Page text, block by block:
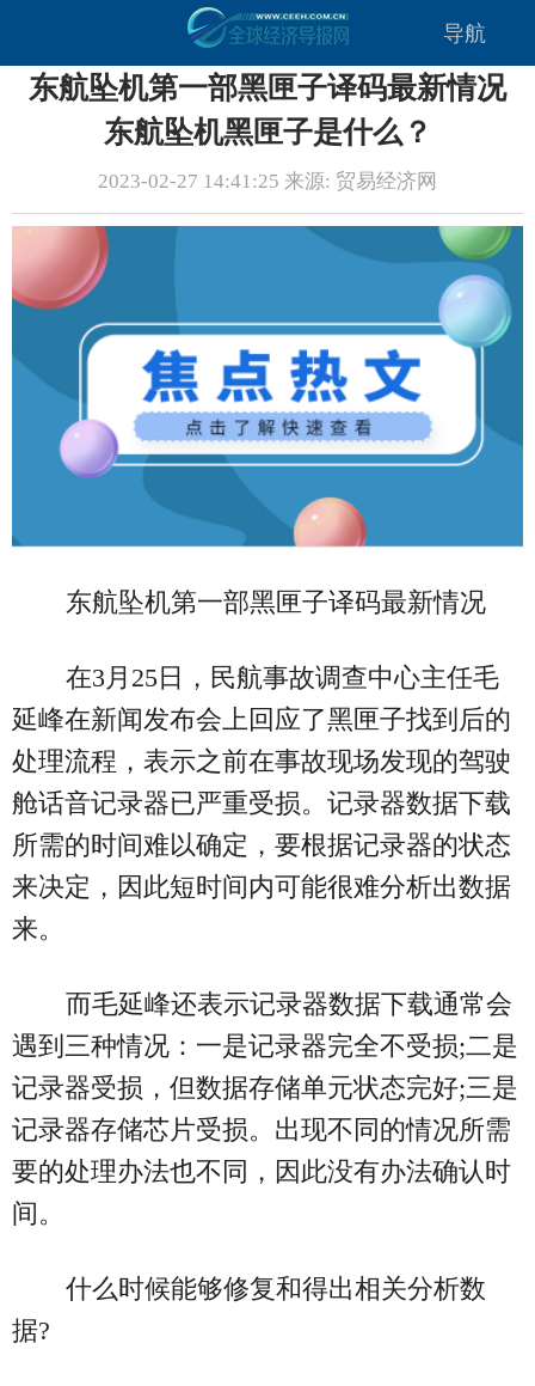
导航
东航坠机第一部黑匣子译码最新情况
东航坠机黑匣子是什么？
2023-02-27 14:41:25 来源: 贸易经济网
东航坠机第一部黑匣子译码最新情况
在3月25日，民航事故调查中心主任毛
延峰在新闻发布会上回应了黑匣子找到后的
处理流程，表示之前在事故现场发现的驾驶
舱话音记录器已严重受损。记录器数据下载
所需的时间难以确定，要根据记录器的状态
来决定，因此短时间内可能很难分析出数据
来。
而毛延峰还表示记录器数据下载通常会
遇到三种情况：一是记录器完全不受损;二是
记录器受损，但数据存储单元状态完好;三是
记录器存储芯片受损。出现不同的情况所需
要的处理办法也不同，因此没有办法确认时
间。
什么时候能够修复和得出相关分析数
据?